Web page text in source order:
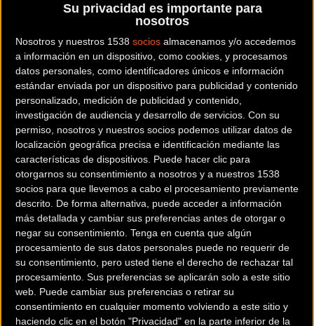
Su privacidad es importante para
nosotros
Nosotros y nuestros 1538 socios almacenamos y/o accedemos
a información en un dispositivo, como cookies, y procesamos
datos personales, como identificadores únicos e información
estándar enviada por un dispositivo para publicidad y contenido
personalizado, medición de publicidad y contenido,
investigación de audiencia y desarrollo de servicios. Con su
permiso, nosotros y nuestros socios podemos utilizar datos de
localización geográfica precisa e identificación mediante las
características de dispositivos. Puede hacer clic para
otorgarnos su consentimiento a nosotros y a nuestros 1538
socios para que llevemos a cabo el procesamiento previamente
descrito. De forma alternativa, puede acceder a información
más detallada y cambiar sus preferencias antes de otorgar o
negar su consentimiento. Tenga en cuenta que algún
procesamiento de sus datos personales puede no requerir de
su consentimiento, pero usted tiene el derecho de rechazar tal
procesamiento. Sus preferencias se aplicarán solo a este sitio
web. Puede cambiar sus preferencias o retirar su
consentimiento en cualquier momento volviendo a este sitio y
haciendo clic en el botón "Privacidad" en la parte inferior de la
son silenciosas y limpias, además de requerir muy poco
mantenimiento.
Si además se trata de una correa fabricada con carbono,
es aun más resistente al desgaste y dura mucho más
tiempo sin tener que sustituirla. De promedio, una correa
de carbonopuede durar entre 25.000 y 30.000 km
mientras que una cadena no suele superar los 5.000 km.